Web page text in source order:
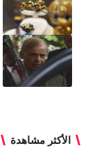
الأكثر مشاهدة